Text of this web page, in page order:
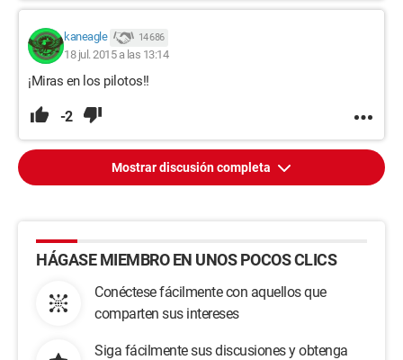
kaneagle 14 686
18 jul. 2015 a las 13:14
¡Miras en los pilotos!!
-2
Mostrar discusión completa
HÁGASE MIEMBRO EN UNOS POCOS CLICS
Conéctese fácilmente con aquellos que
comparten sus intereses
Siga fácilmente sus discusiones y obtenga